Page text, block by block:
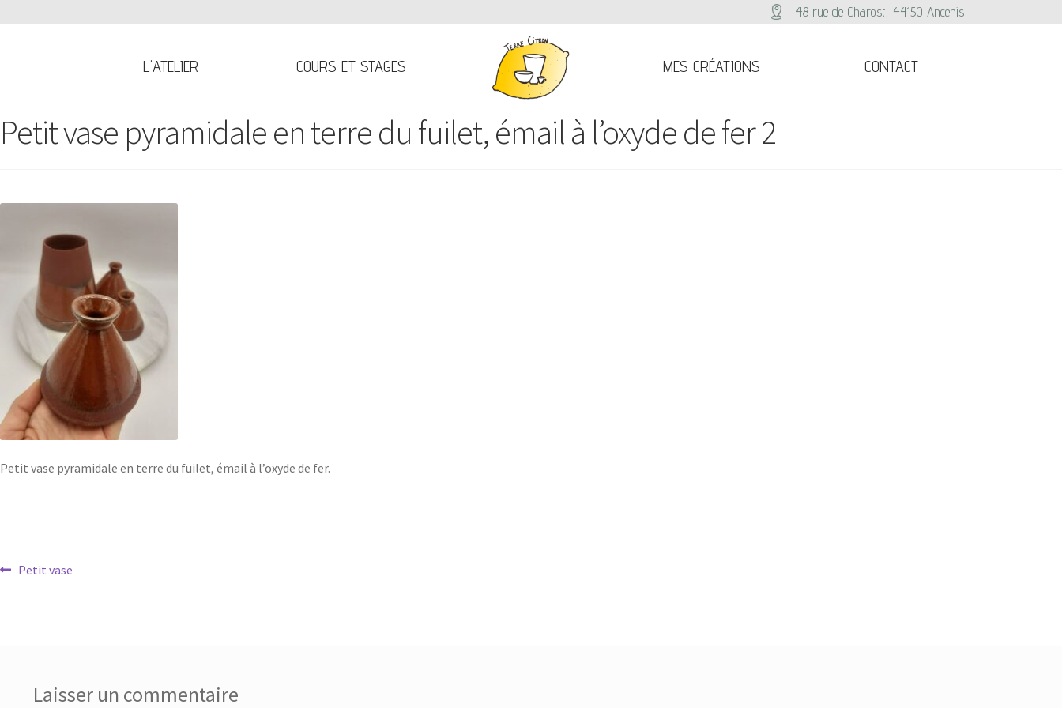
48 rue de Charost, 44150 Ancenis
L'ATELIER COURS ET STAGES MES CRÉATIONS CONTACT
Petit vase pyramidale en terre du fuilet, émail à l’oxyde de fer 2
Petit vase pyramidale en terre du fuilet, émail à l’oxyde de fer.
Petit vase
Laisser un commentaire